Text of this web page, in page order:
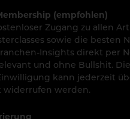
(empfohlen)
Zugang zu allen
sowie die besten
Insights direkt per
und ohne Bullshit. Die
kann jederzeit
widerrufen werden.